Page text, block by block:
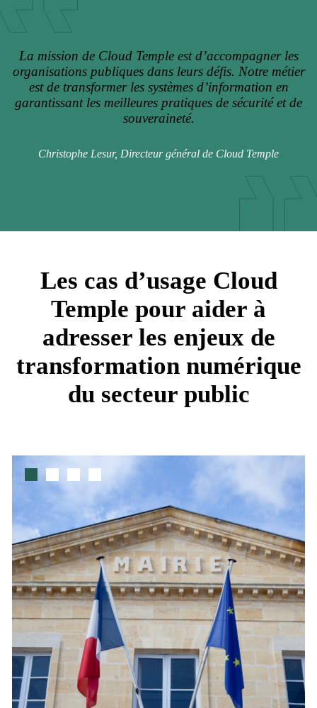
La mission de Cloud Temple est d’accompagner les
organisations publiques dans leurs défis. Notre métier
est de transformer les systèmes d’information en
garantissant les meilleures pratiques de sécurité et de
souveraineté.
Christophe Lesur, Directeur général de Cloud Temple
Les cas d’usage Cloud
Temple pour aider à
adresser les enjeux de
transformation numérique
du secteur public